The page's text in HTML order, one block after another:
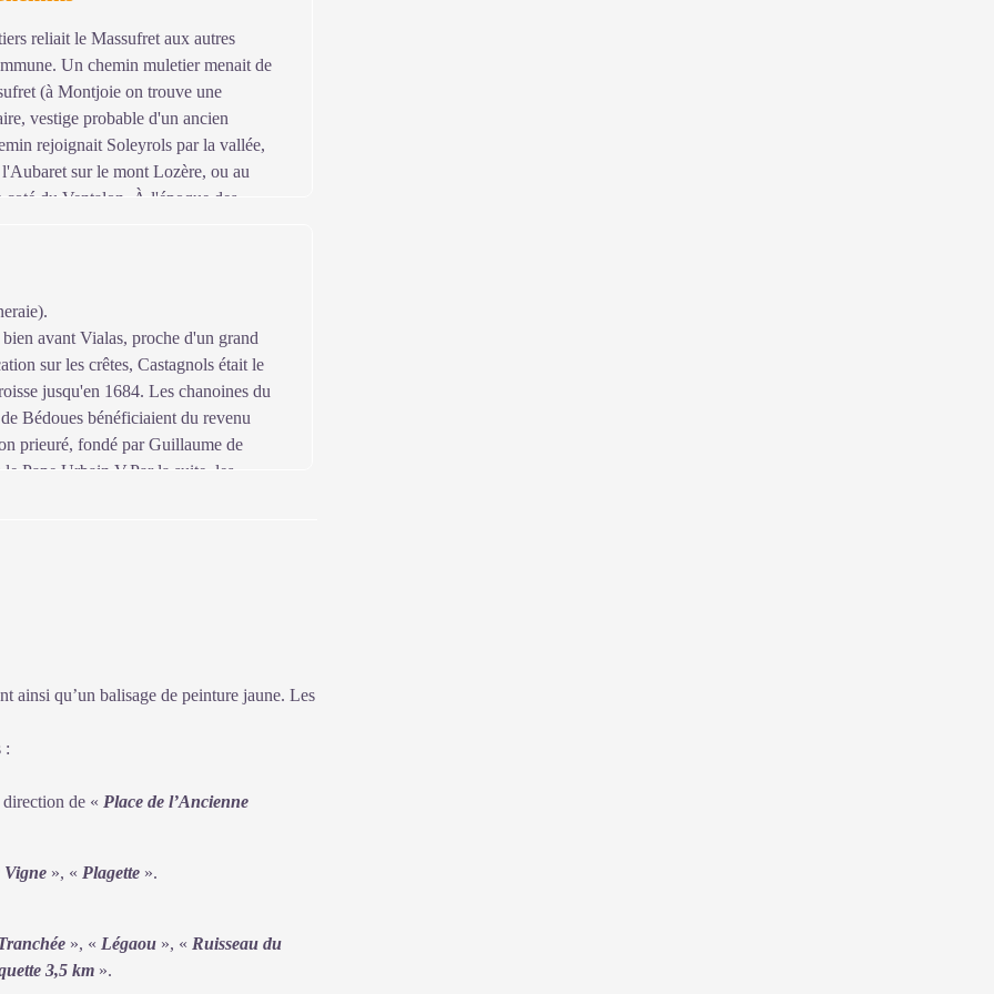
reliait le Massufret aux autres
Un chemin muletier menait de
(à Montjoie on trouve une
vestige probable d'un ancien
rejoignait Soleyrols par la vallée,
sur le mont Lozère, ou au
coté du Ventalon. À l'époque des
les protestants choisirent de se réunir
devaient se faire à l'insu des
récitaient des textes bibliques. Venus
au Massufret près d'un rocher
avant Vialas, proche d'un grand
sur les crêtes, Castagnols était le
jusqu'en 1684. Les chanoines du
Bédoues bénéficiaient du revenu
prieuré, fondé par Guillaume de
Pape Urbain V.Par la suite, les
ainsi qu’un balisage de peinture jaune. Les
:
de « Place de l’Ancienne
Vigne », « Plagette ».
», « Légaou », « Ruisseau du
3,5 km ».